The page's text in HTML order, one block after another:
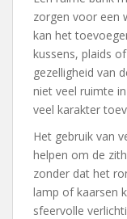
zorgen voor een
kan het
kussens, plaids
gezelligheid van
niet veel ruimte
veel karakter
Het gebruik van
helpen om de
zonder dat het
lamp of kaarsen
sfeervolle